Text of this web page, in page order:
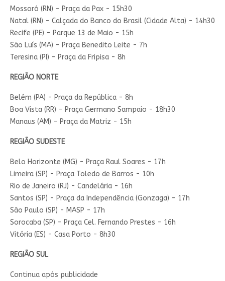
Mossoró (RN) - Praça da Pax - 15h30
Natal (RN) - Calçada do Banco do Brasil (Cidade Alta) - 14h30
Recife (PE) - Parque 13 de Maio - 15h
São Luís (MA) - Praça Benedito Leite - 7h
Teresina (PI) - Praça da Fripisa - 8h
REGIÃO NORTE
Belém (PA) - Praça da República - 8h
Boa Vista (RR) - Praça Germano Sampaio - 18h30
Manaus (AM) - Praça da Matriz - 15h
REGIÃO SUDESTE
Belo Horizonte (MG) - Praça Raul Soares - 17h
Limeira (SP) - Praça Toledo de Barros - 10h
Rio de Janeiro (RJ) - Candelária - 16h
Santos (SP) - Praça da Independência (Gonzaga) - 17h
São Paulo (SP) - MASP - 17h
Sorocaba (SP) - Praça Cel. Fernando Prestes - 16h
Vitória (ES) - Casa Porto - 8h30
REGIÃO SUL
Continua após publicidade